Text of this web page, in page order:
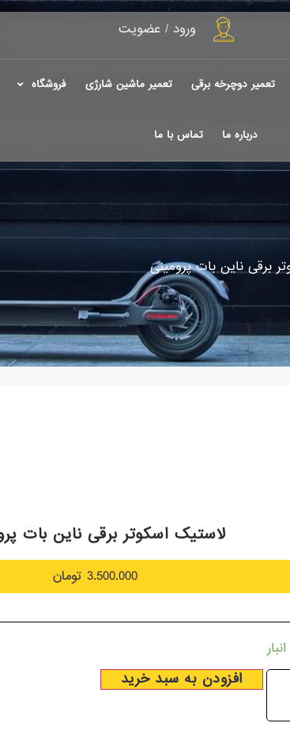
ورود / عضویت
تعمیر دوچرخه برقی تعمیر ماشین شارژی فروشگاه
درباره ما تماس با ما
برقی ناین بات پرومینی
لاستیک اسکوتر برقی ناین بات
3.500.000 تومان
افزودن به سبد خرید